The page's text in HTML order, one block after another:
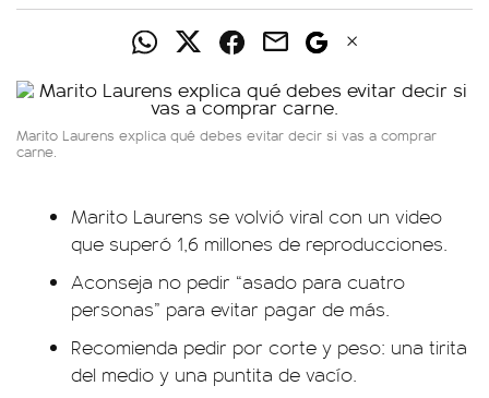
Marito Laurens explica qué debes evitar decir si vas a comprar
carne.
Marito Laurens se volvió viral con un video
que superó 1,6 millones de reproducciones.
Aconseja no pedir “asado para cuatro
personas” para evitar pagar de más.
Recomienda pedir por corte y peso: una tirita
del medio y una puntita de vacío.